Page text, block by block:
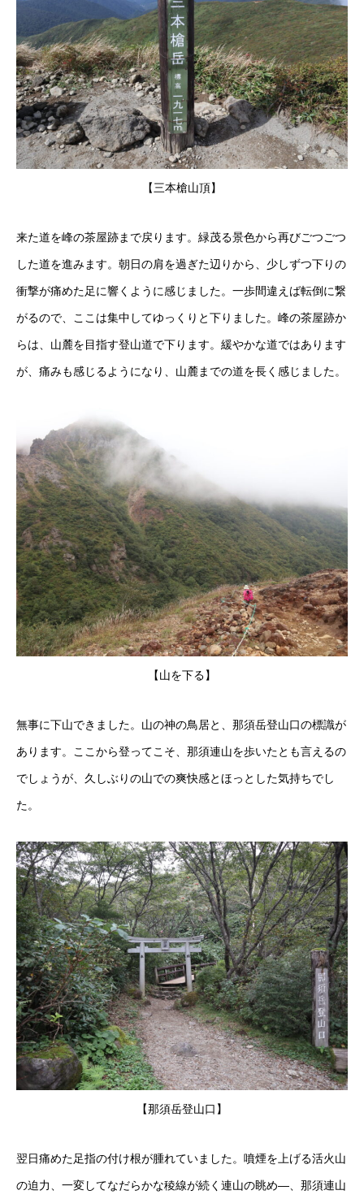
【三本槍山頂】
来た道を峰の茶屋跡まで戻ります。緑茂る景色から再びごつごつ
した道を進みます。朝日の肩を過ぎた辺りから、少しずつ下りの
衝撃が痛めた足に響くように感じました。一歩間違えば転倒に繋
がるので、ここは集中してゆっくりと下りました。峰の茶屋跡か
らは、山麓を目指す登山道で下ります。緩やかな道ではあります
が、痛みも感じるようになり、山麓までの道を長く感じました。
【山を下る】
無事に下山できました。山の神の鳥居と、那須岳登山口の標識が
あります。ここから登ってこそ、那須連山を歩いたとも言えるの
でしょうが、久しぶりの山での爽快感とほっとした気持ちでし
た。
【那須岳登山口】
翌日痛めた足指の付け根が腫れていました。噴煙を上げる活火山
の迫力、一変してなだらかな稜線が続く連山の眺め―、那須連山